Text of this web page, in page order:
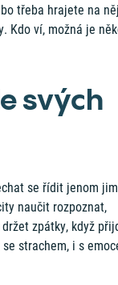
třeba hrajete na
Kdo ví, možná je
svých
se řídit jenom
naučit rozpoznat,
zpátky, když
strachem, i s